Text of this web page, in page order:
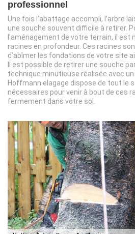
professionnel
Une fois l’abattage accompli, l’arbre
une souche souvent difficile à retirer.
l’aménagement de votre terrain, il est
racines en profondeur. Ces racines
d’abîmer les fondations de votre site
Il est possible de retirer une souche
technique minutieuse réalisée avec un
Hoffmann elagage dispose de tout le
nécessaires pour venir à bout de ces
fermement dans votre sol.